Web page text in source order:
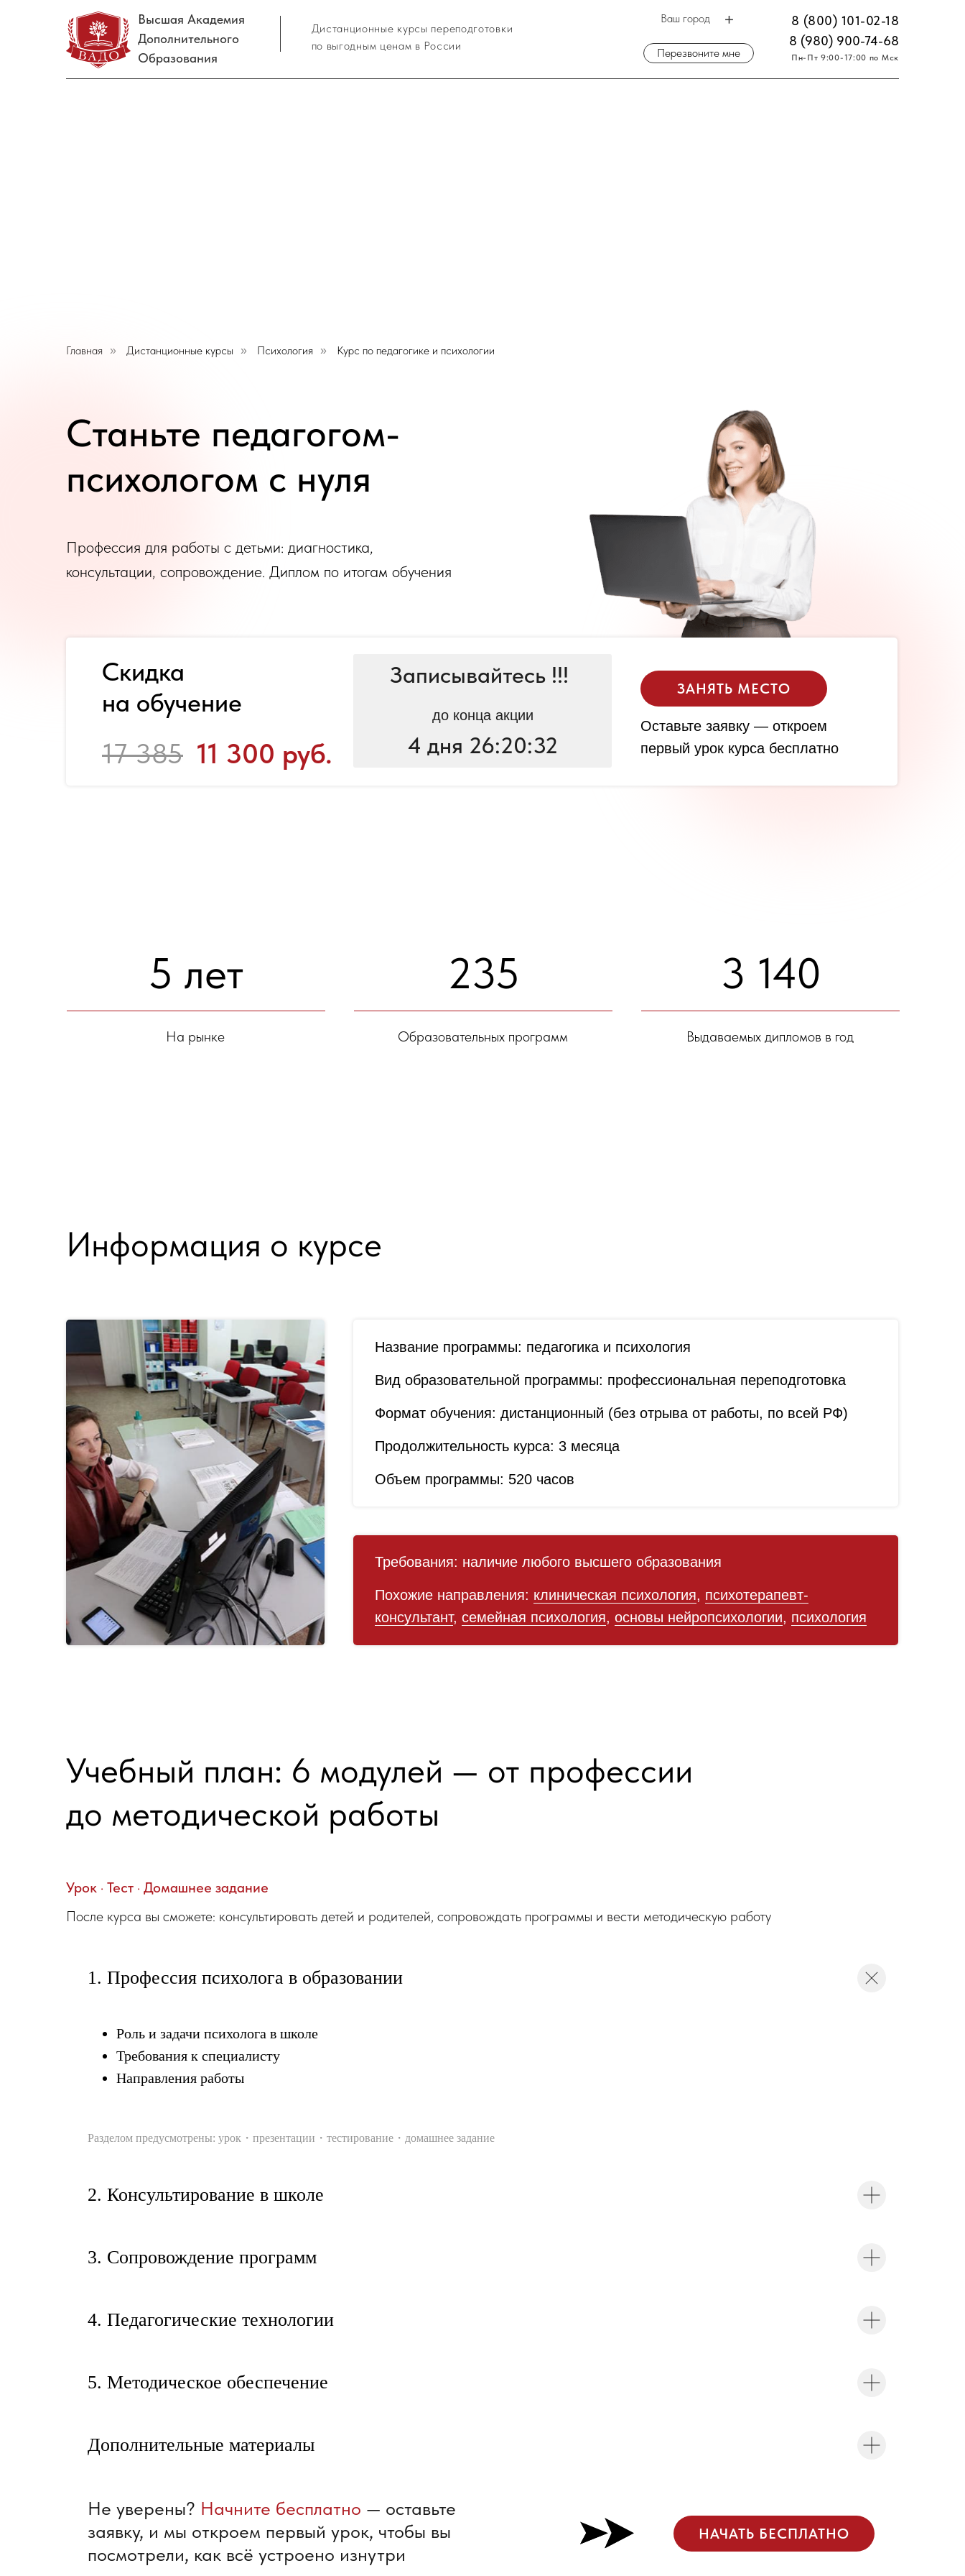
Высшая Академия
Дополнительного
Образования
Дистанционные курсы переподготовки
по выгодным ценам в России
8 (800) 101-02-18
8 (980) 900-74-68
Пн-Пт 9:00-17:00 по Мск
Перезвоните мне
Ваш город
Главная » Дистанционные курсы » Психология » Курс по педагогике и психологии
Станьте педагогом-
психологом с нуля
Профессия для работы с детьми: диагностика,
консультации, сопровождение. Диплом по итогам обучения
Оставьте заявку — откроем
первый урок курса бесплатно
11 300 руб.
17 385
ЗАНЯТЬ МЕСТО
Скидка
на обучение
Записывайтесь !!!
4 дня 26:20:32
до конца акции
5 лет
На рынке
235
Образовательных программ
3 140
Выдаваемых дипломов в год
Информация о курсе
Название программы: педагогика и психология
Вид образовательной программы: профессиональная переподготовка
Формат обучения: дистанционный (без отрыва от работы, по всей РФ)
Продолжительность курса: 3 месяца
Объем программы: 520 часов
Требования: наличие любого высшего образования
Похожие направления: клиническая психология, психотерапевт-
консультант, семейная психология, основы нейропсихологии, психология
Учебный план: 6 модулей — от профессии
до методической работы
После курса вы сможете: консультировать детей и родителей, сопровождать программы и вести методическую работу
Урок · Тест · Домашнее задание
1. Профессия психолога в образовании
Роль и задачи психолога в школе
Требования к специалисту
Направления работы
Разделом предусмотрены: урок・презентации・тестирование・домашнее задание
2. Консультирование в школе
3. Сопровождение программ
4. Педагогические технологии
5. Методическое обеспечение
Дополнительные материалы
НАЧАТЬ БЕСПЛАТНО
Не уверены? Начните бесплатно — оставьте
заявку, и мы откроем первый урок, чтобы вы
посмотрели, как всё устроено изнутри